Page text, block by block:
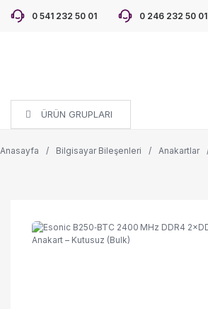
0 541 232 50 01 0 246 232 50 01
ÜRÜN GRUPLARI
Anasayfa Bilgisayar Bileşenleri Anakartlar